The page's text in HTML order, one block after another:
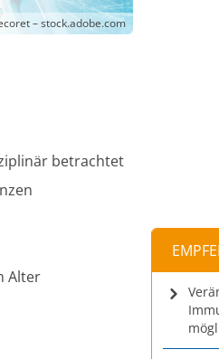
– stock.adobe.com
betrachtet
Alter